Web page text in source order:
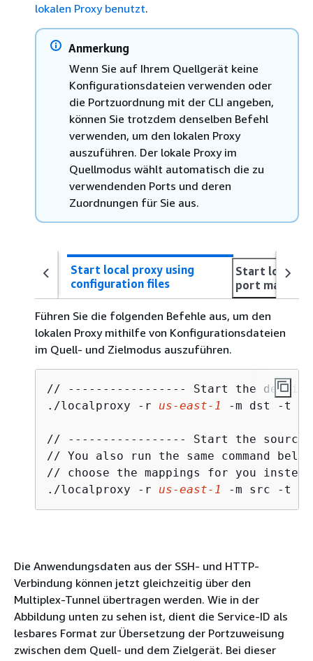
lokalen Proxy benutzt.
Anmerkung
Wenn Sie auf Ihrem Quellgerät keine
Konfigurationsdateien verwenden oder
die Portzuordnung mit der CLI angeben,
können Sie trotzdem denselben Befehl
verwenden, um den lokalen Proxy
auszuführen. Der lokale Proxy im
Quellmodus wählt automatisch die zu
verwendenden Ports und deren
Zuordnungen für Sie aus.
Start local proxy using
configuration files
Start local
port mapping
Führen Sie die folgenden Befehle aus, um den
lokalen Proxy mithilfe von Konfigurationsdateien
im Quell- und Zielmodus auszuführen.
// ----------------- Start the
./localproxy -r us-east-1 -m dst -t
// ----------------- Start the
// You also run the same command
// choose the mappings for you
./localproxy -r us-east-1 -m src -t
Die Anwendungsdaten aus der SSH- und HTTP-
Verbindung können jetzt gleichzeitig über den
Multiplex-Tunnel übertragen werden. Wie in der
Abbildung unten zu sehen ist, dient die Service-ID als
lesbares Format zur Übersetzung der Portzuweisung
zwischen dem Quell- und dem Zielgerät. Bei dieser